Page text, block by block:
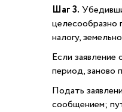
Шаг 3.
налогу,
Если заявление
период, заново
Подать
сообщением;